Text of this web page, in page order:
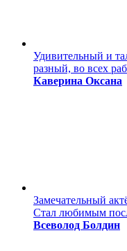
Удивительный и
разный, во всех
Каверина Оксана
Замечательный
Стал любимым
Всеволод Болдин